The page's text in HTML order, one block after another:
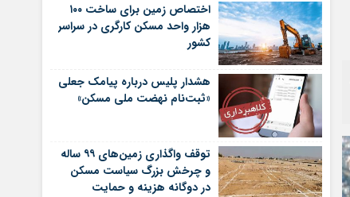
آپارات
اپلیکیشن
مرا به خاطر بسپار
اختصاص زمین برای ساخت ۱۰۰
هزار واحد مسکن کارگری در سراسر
کشور
هشدار پلیس درباره پیامک جعلی
«ثبت‌نام نهضت ملی مسکن»
توقف واگذاری زمین‌های ۹۹ ساله
و چرخش بزرگ سیاست مسکن
در دوگانه هزینه و حمایت